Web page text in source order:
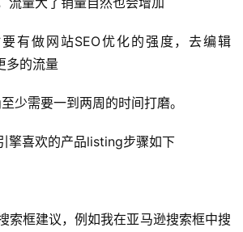
有做网站SEO优化的强度，去编辑
多的流量
少需要一到两周的时间打磨。
擎喜欢的产品listing步骤如下
索框建议，例如我在亚马逊搜索框中搜